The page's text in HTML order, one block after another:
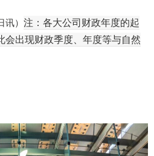
） 注：各大公司财政年度的起
会出现财政季度、年度等与自然